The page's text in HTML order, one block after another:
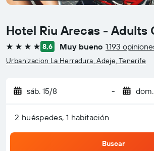
Hotel Riu Arecas - Adults
4 estrellas8,6 Muy bueno 1.193
Urbanizacion La Herradura, Adeje, Tenerife
sáb. 15/8 -
2 huéspedes, 1 habitación
Buscar